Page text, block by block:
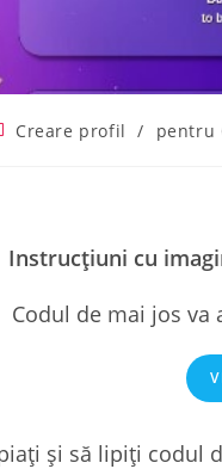
Creare profil / pentru
Instrucțiuni cu
Codul de mai jos va
și să lipiți codul